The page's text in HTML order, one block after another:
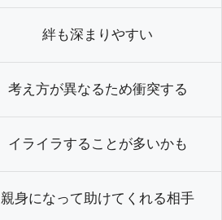
絆も深まりやすい
考え方が異なるため衝突する
イライラすることが多いかも
親身になって助けてくれる相手